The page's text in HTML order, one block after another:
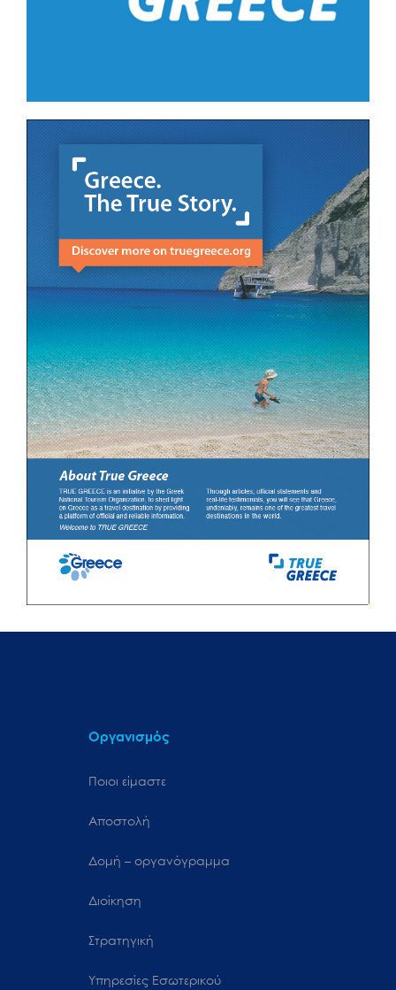
Οργανισμός
Ποιοι είμαστε
Αποστολή
Δομή – οργανόγραμμα
Διοίκηση
Στρατηγική
Υπηρεσίες Εσωτερικού